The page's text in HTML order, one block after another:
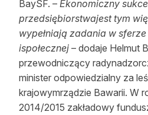
BaySF. – Ekonomiczny
przedsiębiorstwajest tym
wypełniają zadania w
ispołecznej – dodaje Helmut
przewodniczący
minister odpowiedzialny za
krajowymrządzie Bawarii. W
2014/2015 zakładowy